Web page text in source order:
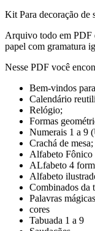
Kit Para decoração de
Arquivo todo em PDF
papel com gramatura
Nesse PDF você
Bem-vindos
Calendário
Relógio;
Formas
Numerais 1 a 9
Crachá de mesa;
Alfabeto
ALfabeto 4
Alfabeto
Combinados da
Palavras mágicas
cores
Tabuada 1 a 9